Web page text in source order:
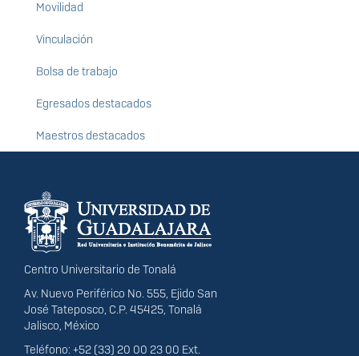
Movilidad
Vinculación
Bolsa de trabajo
Egresados destacados
Maestros destacados
Información del
portal
Centro Universitario de Tonalá
Av. Nuevo Periférico No. 555, Ejido San
José Tateposco, C.P. 45425, Tonalá
Jalisco, México
Teléfono: +52 (33) 20 00 23 00 Ext.